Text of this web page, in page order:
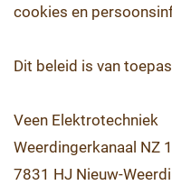
cookies en
Dit beleid is van
Veen Elektrotechniek
Weerdingerkanaal NZ
7831 HJ Nieuw-